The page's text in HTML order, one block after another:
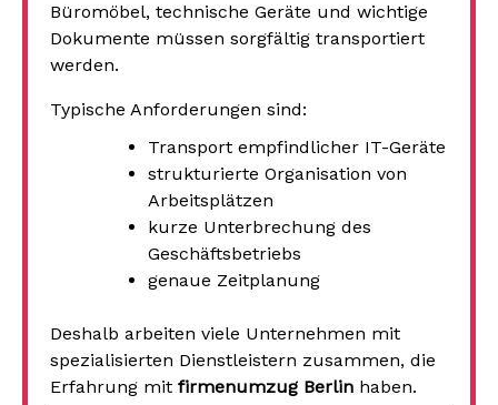
Büromöbel, technische Geräte und wichtige
Dokumente müssen sorgfältig transportiert
werden.
Typische Anforderungen sind:
Transport empfindlicher IT-Geräte
strukturierte Organisation von
Arbeitsplätzen
kurze Unterbrechung des
Geschäftsbetriebs
genaue Zeitplanung
Deshalb arbeiten viele Unternehmen mit
spezialisierten Dienstleistern zusammen, die
Erfahrung mit firmenumzug Berlin haben.